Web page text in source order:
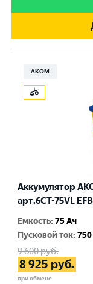
АКОМ
Аккумулятор
арт.6СТ-75VL
Емкость:75 Ач
Пусковой ток:
9 600руб.
8 925 руб.
при обмене